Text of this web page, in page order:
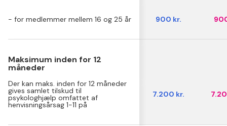
- for medlemmer mellem 16 og 25 år 900 kr.
Maksimum inden for 12
måneder
Der kan maks. inden for 12 måneder
gives samlet tilskud til
psykologhjælp omfattet af
henvisningsårsag 1-11 på
7.200 kr.